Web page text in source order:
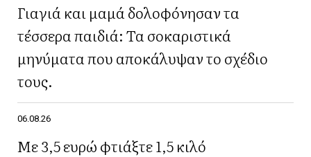
Γιαγιά και μαμά δολοφόνησαν τα
τέσσερα παιδιά: Τα σοκαριστικά
μηνύματα που αποκάλυψαν το σχέδιο
τους.
06.08.26
Με 3,5 ευρώ φτιάξτε 1,5 κιλό